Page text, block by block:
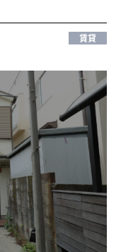
賃貸